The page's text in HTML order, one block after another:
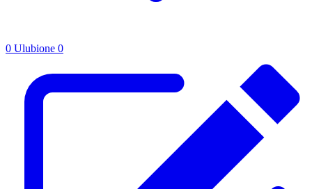
0 Ulubione 0